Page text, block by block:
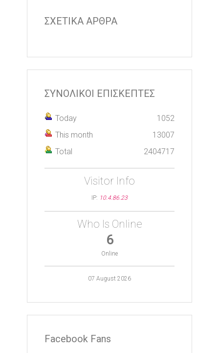
ΣΧΕΤΙΚΑ ΑΡΘΡΑ
ΣΥΝΟΛΙΚΟΙ ΕΠΙΣΚΕΠΤΕΣ
Today
1052
This month
13007
Total
2404717
Visitor Info
IP: 10.4.86.23
Who Is Online
6
Online
07 August 2026
Facebook Fans